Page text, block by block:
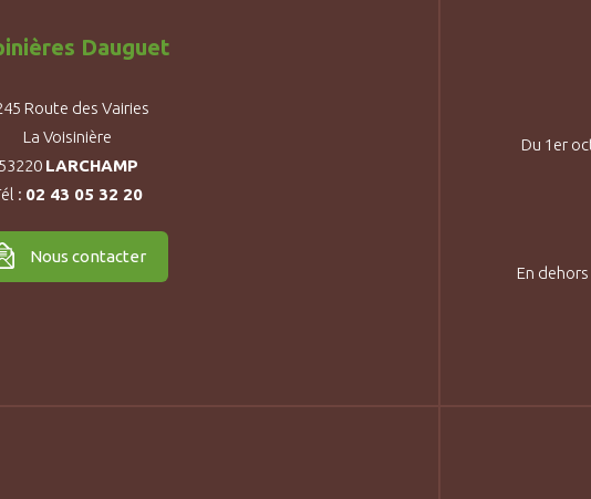
Dauguet
Route des Vairies
La Voisinière
53220 LARCHAMP
: 02 43 05 32 20
Nous contacter
Du 1er
En